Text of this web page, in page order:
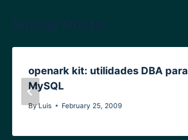
openark kit: utilidades DBA para
MySQL
ByLuis February 25, 2009